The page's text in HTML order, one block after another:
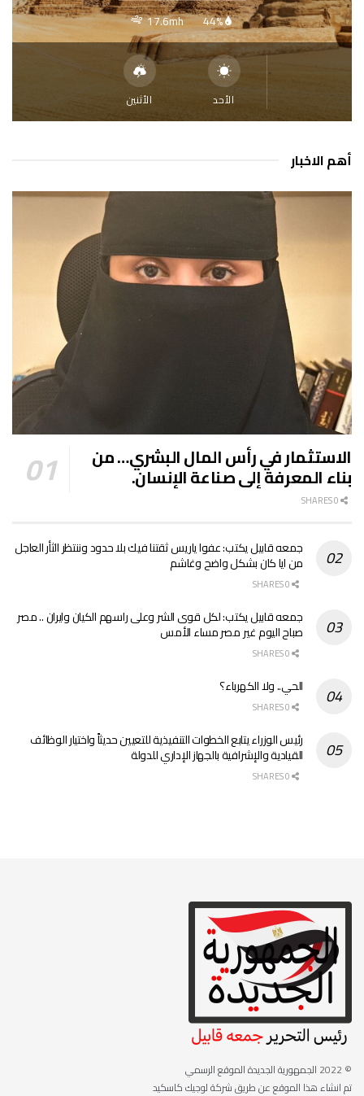
44%
17.6mh
الأحد الأثنين
أهم الاخبار
الاستثمار في رأس المال البشري… من
بناء المعرفة إلى صناعة الإنسان.
جمعه قابيل يكتب: عفوا ياريس ثقتنا فيك بلا حدود وننتظر الثأر العاجل
من ايا كان بشكل واضح وغاشم
جمعه قابيل يكتب: لكل قوى الشر وعلى راسهم الكيان وايران .. مصر
صباح اليوم غير مصر مساء الأمس
الحي.. ولا الكهرباء؟
رئيس الوزراء يتابع الخطوات التنفيذية للتعيين حديثاً واختيار الوظائف
القيادية والإشرافية بالجهاز الإداري للدولة
© 2022
الجمهورية الجديدة الموقع الرسمي
تم انشاء هذا الموقع عن طريق شركة لوجيك كاسكيد